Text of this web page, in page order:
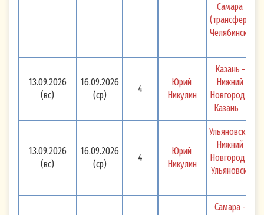
Самара
(трансфер)
Челябинск
13.09.2026
(вс)
16.09.2026
(ср)
4
Юрий
Никулин
Казань -
Нижний
Новгород -
Казань
13.09.2026
(вс)
16.09.2026
(ср)
4
Юрий
Никулин
Ульяновск -
Нижний
Новгород -
Ульяновск
Самара -